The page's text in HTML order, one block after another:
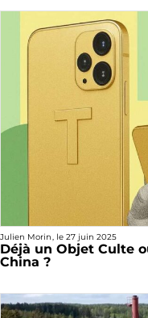
Julien Morin, le 27 juin 2025
Déjà un Objet Culte
China ?